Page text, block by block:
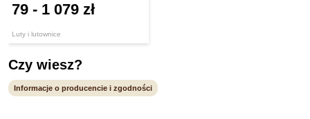
Luty i lutownice
79 - 1 079 zł
Czy wiesz?
Informacje o producencie i zgodności